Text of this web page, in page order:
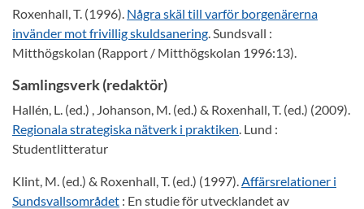
Roxenhall, T. (1996). Några skäl till varför borgenärerna
invänder mot frivillig skuldsanering. Sundsvall :
Mitthögskolan (Rapport / Mitthögskolan 1996:13).
Samlingsverk (redaktör)
Hallén, L. (ed.) , Johanson, M. (ed.) & Roxenhall, T. (ed.) (2009).
Regionala strategiska nätverk i praktiken. Lund :
Studentlitteratur
Klint, M. (ed.) & Roxenhall, T. (ed.) (1997).Affärsrelationer i
Sundsvallsområdet : En studie för utvecklandet av